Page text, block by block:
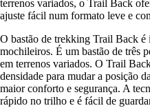
terrenos variados, o Trail Back
ajuste fácil num formato leve e
O bastão de trekking Trail Back é
mochileiros. É um bastão de três
em terrenos variados. O Trail
densidade para mudar a posição
maior conforto e segurança. A
rápido no trilho e é fácil de